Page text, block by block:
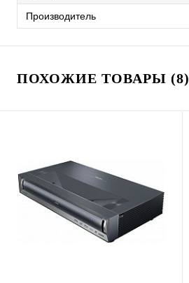
Производитель
ПОХОЖИЕ ТОВАРЫ (8)